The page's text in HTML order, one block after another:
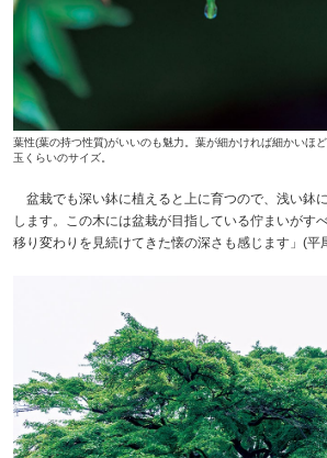
葉性(葉の持つ性質)がいいのも魅力。葉が細かければ細かいほ
玉くらいのサイズ。
盆栽でも深い鉢に植えると上に育つので、浅い鉢
します。この木には盆栽が目指している佇まいがす
移り変わりを見続けてきた懐の深さも感じます」(平